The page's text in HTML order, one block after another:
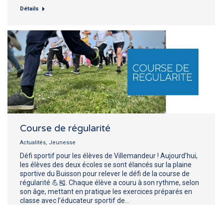
Détails
Course de régularité
Actualités, Jeunesse
Défi sportif pour les élèves de Villemandeur ! Aujourd’hui,
les élèves des deux écoles se sont élancés sur la plaine
sportive du Buisson pour relever le défi de la course de
régularité 💪🎽. Chaque élève a couru à son rythme, selon
son âge, mettant en pratique les exercices préparés en
classe avec l’éducateur sportif de…